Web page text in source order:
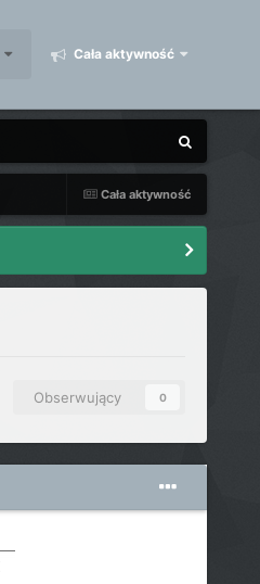
Cała aktywność
Cała aktywność
Obserwujący 0